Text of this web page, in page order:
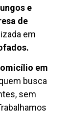
e
de
em
em
busca
sem